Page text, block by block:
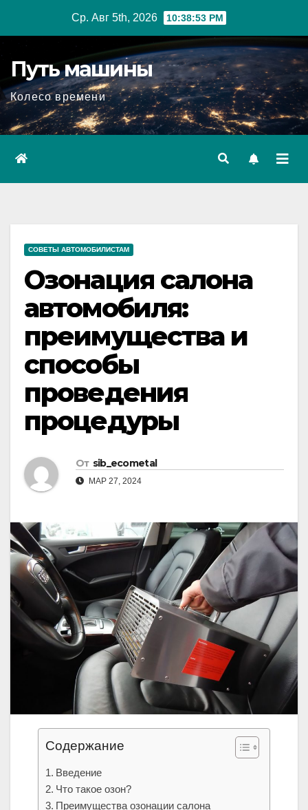
Ср. Авг 5th, 2026 10:38:54 PM
Путь машины
Колесо времени
СОВЕТЫ АВТОМОБИЛИСТАМ
Озонация салона
автомобиля:
преимущества и
способы
проведения
процедуры
От sib_ecometal
МАР 27, 2024
Содержание
Введение
Что такое озон?
Преимущества озонации салона